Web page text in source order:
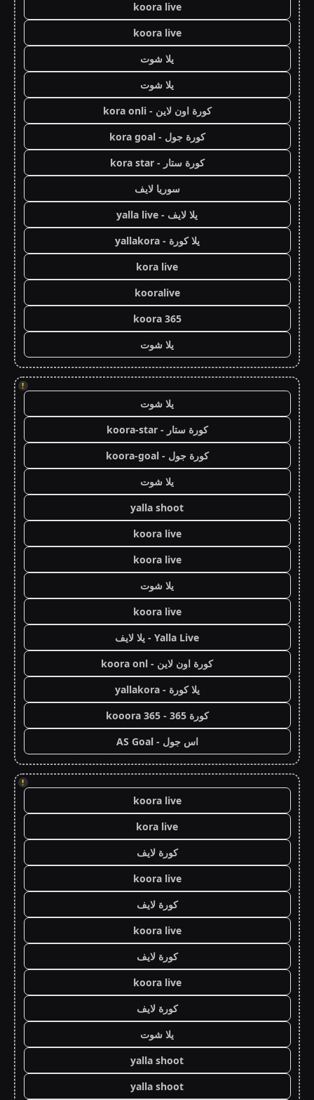
koora live
koora live
يلا شوت
يلا شوت
كورة اون لاين - kora onli
كورة جول - kora goal
كورة ستار - kora star
سوريا لايف
يلا لايف - yalla live
يلا كورة - yallakora
kora live
kooralive
koora 365
يلا شوت
!
يلا شوت
كورة ستار - koora-star
كورة جول - koora-goal
يلا شوت
yalla shoot
koora live
koora live
يلا شوت
koora live
Yalla Live - يلا لايف
كورة اون لاين - koora onl
يلا كورة - yallakora
كورة 365 - kooora 365
اس جول - AS Goal
!
koora live
kora live
كورة لايف
koora live
كورة لايف
koora live
كورة لايف
koora live
كورة لايف
يلا شوت
yalla shoot
yalla shoot